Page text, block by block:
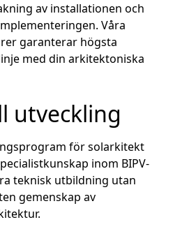
av installationen och
Våra
garanterar högsta
med din arkitektoniska
utveckling
för solarkitekt
inom BIPV-
teknisk utbildning utan
gemenskap av